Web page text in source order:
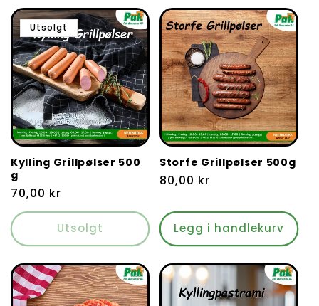
Utsolgt
Kylling Grillpølser 500
g
Vanlig
pris
70,00 kr
Utsolgt
Storfe Grillpølser 500g
Vanlig
80,00 kr
Legg i handlekurv